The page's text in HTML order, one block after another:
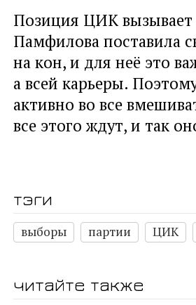
Позиция ЦИК
Памфилова поставила
на кон, и для неё это
а всей карьеры.
активно во все
все этого ждут, и так
тэги
выборы партии ЦИК
читайте также